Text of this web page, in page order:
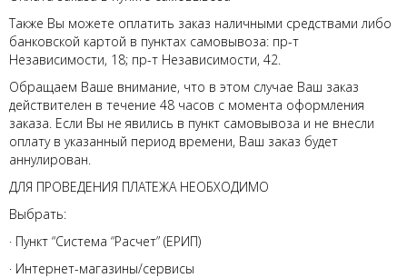
Также Вы можете оплатить заказ наличными средствами либо
банковской картой в пунктах самовывоза: пр-т
Независимости, 18; пр-т Независимости, 42.
Обращаем Ваше внимание, что в этом случае Ваш заказ
действителен в течение 48 часов с момента оформления
заказа. Если Вы не явились в пункт самовывоза и не внесли
оплату в указанный период времени, Ваш заказ будет
аннулирован.
ДЛЯ ПРОВЕДЕНИЯ ПЛАТЕЖА НЕОБХОДИМО
Выбрать:
· Пункт “Система “Расчет” (ЕРИП)
· Интернет-магазины/сервисы